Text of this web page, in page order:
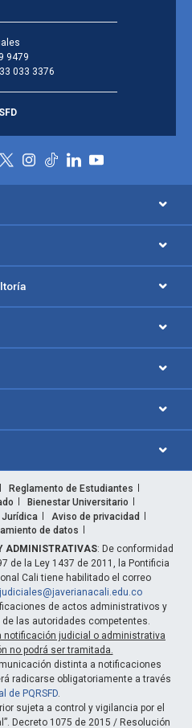
9479
033 3376
Reglamento de Estudiantes
Bienestar Universitario
Jurídica
Aviso de privacidad
de datos
ADMINISTRATIVAS: De conformidad
de la Ley 1437 de 2011, la Pontificia
Cali tiene habilitado el correo
de actos administrativos y
las autoridades competentes.
notificación judicial o administrativa
no podrá ser tramitada.
distinta a notificaciones
radicarse obligatoriamente a través
de PQRSFD.
sujeta a control y vigilancia por el
Decreto 1075 de 2015 / Resolución